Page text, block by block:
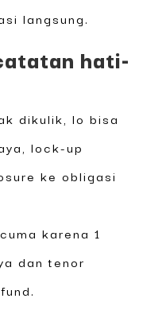
langsung.
hati-
dikulik, lo bisa
lock-up
ke obligasi
karena 1
dan tenor